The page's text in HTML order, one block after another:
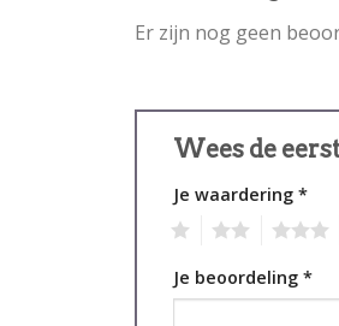
Er zijn nog geen
Wees de
Je waardering *
Je beoordeling *